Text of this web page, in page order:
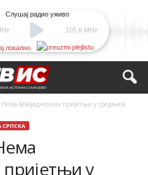
Слушај радио уживо
105,6 MHz
локално
безбједносних пријетњи у средњим
СРПСКА
у